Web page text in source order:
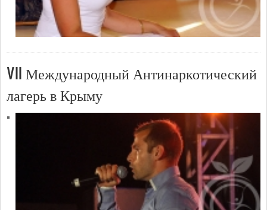
VII Международный Антинаркотический
лагерь в Крыму